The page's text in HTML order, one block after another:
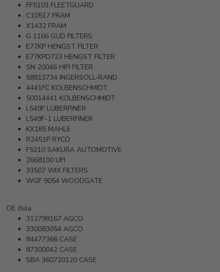
FF5103 FLEETGUARD
C10517 FRAM
X1432 FRAM
G 1166 GUD FILTERS
E77KP HENGST FILTER
E77KPD723 HENGST FILTER
SN 20046 HIFI FILTER
58813734 INGERSOLL-RAND
4441FC KOLBENSCHMIDT
50014441 KOLBENSCHMIDT
L549F LUBERFINER
L549F-1 LUBERFINER
KX185 MAHLE
R2451P RYCO
F5210 SAKURA AUTOMOTIVE
2668100 UFI
33507 WIX FILTERS
WGF 9054 WOODGATE
OE čísla
312798167 AGCO
330083054 AGCO
84477366 CASE
87300042 CASE
SBA 360720120 CASE